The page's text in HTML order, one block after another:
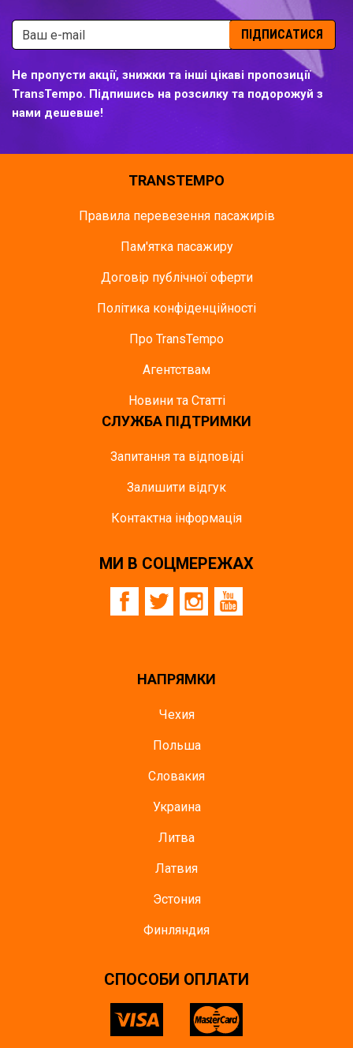
ПІДПИСАТИСЯ
Не пропусти акції, знижки та інші цікаві пропозиції
TransTempo. Підпишись на розсилку та подорожуй з
нами дешевше!
TRANSTEMPO
Правила перевезення пасажирів
Пам'ятка пасажиру
Договір публічної оферти
Політика конфіденційності
Про TransTempo
Агентствам
Новини та Статті
СЛУЖБА ПІДТРИМКИ
Запитання та відповіді
Залишити відгук
Контактна інформація
МИ В СОЦМЕРЕЖАХ
НАПРЯМКИ
Чехия
Польша
Словакия
Украина
Литва
Латвия
Эстония
Финляндия
СПОСОБИ ОПЛАТИ